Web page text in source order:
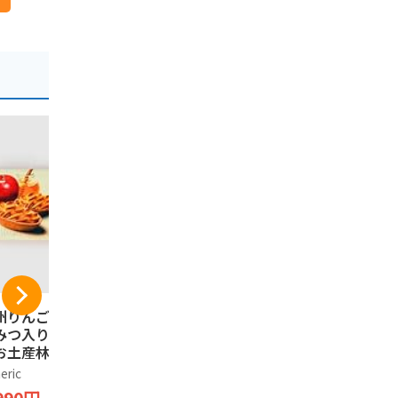
りんごたると は
つ入り 信州長野
土産林檎タルト
6, 個入)